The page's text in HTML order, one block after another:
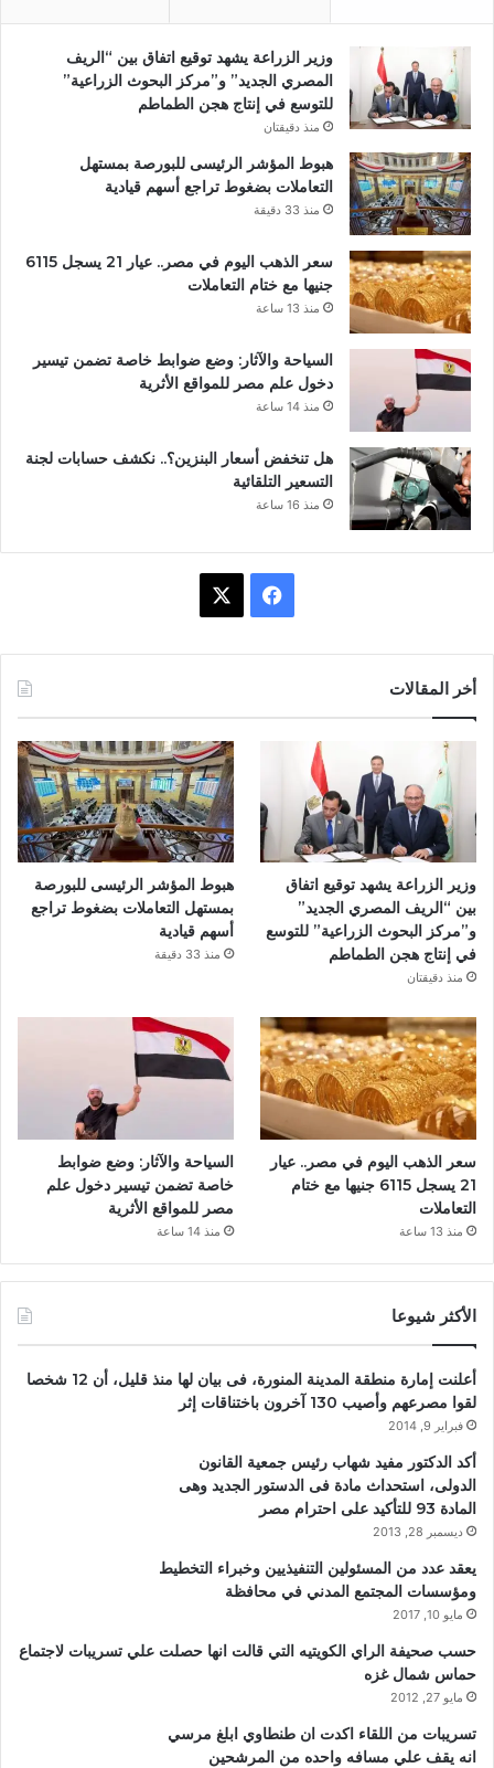
وزير الزراعة يشهد توقيع اتفاق بين “الريف
المصري الجديد” و”مركز البحوث الزراعية”
للتوسع في إنتاج هجن الطماطم
منذ دقيقتان
هبوط المؤشر الرئيسى للبورصة بمستهل
التعاملات بضغوط تراجع أسهم قيادية
منذ 33 دقيقة
سعر الذهب اليوم في مصر.. عيار 21 يسجل 6115
جنيها مع ختام التعاملات
منذ 13 ساعة
السياحة والآثار: وضع ضوابط خاصة تضمن تيسير
دخول علم مصر للمواقع الأثرية
منذ 14 ساعة
هل تنخفض أسعار البنزين؟.. نكشف حسابات لجنة
التسعير التلقائية
منذ 16 ساعة
ك
أخر المقالات
وزير الزراعة يشهد توقيع اتفاق
بين “الريف المصري الجديد”
و”مركز البحوث الزراعية” للتوسع
في إنتاج هجن الطماطم
منذ دقيقتان
هبوط المؤشر الرئيسى للبورصة
بمستهل التعاملات بضغوط تراجع
أسهم قيادية
منذ 33 دقيقة
سعر الذهب اليوم في مصر.. عيار
21 يسجل 6115 جنيها مع ختام
التعاملات
منذ 13 ساعة
السياحة والآثار: وضع ضوابط
خاصة تضمن تيسير دخول علم
مصر للمواقع الأثرية
منذ 14 ساعة
الأكثر شيوعا
أعلنت إمارة منطقة المدينة المنورة، فى بيان لها منذ قليل، أن 12 شخصا
لقوا مصرعهم وأصيب 130 آخرون باختناقات إثر
فبراير 9, 2014
أكد الدكتور مفيد شهاب رئيس جمعية القانون
الدولى، استحداث مادة فى الدستور الجديد وهى
المادة 93 للتأكيد على احترام مصر
ديسمبر 28, 2013
يعقد عدد من المسئولين التنفيذيين وخبراء التخطيط
ومؤسسات المجتمع المدني في محافظة
مايو 10, 2017
حسب صحيفة الراي الكويتيه التي قالت انها حصلت علي تسريبات لاجتماع
حماس شمال غزه
مايو 27, 2012
تسريبات من اللقاء اكدت ان طنطاوي ابلغ مرسي
انه يقف علي مسافه واحده من المرشحين